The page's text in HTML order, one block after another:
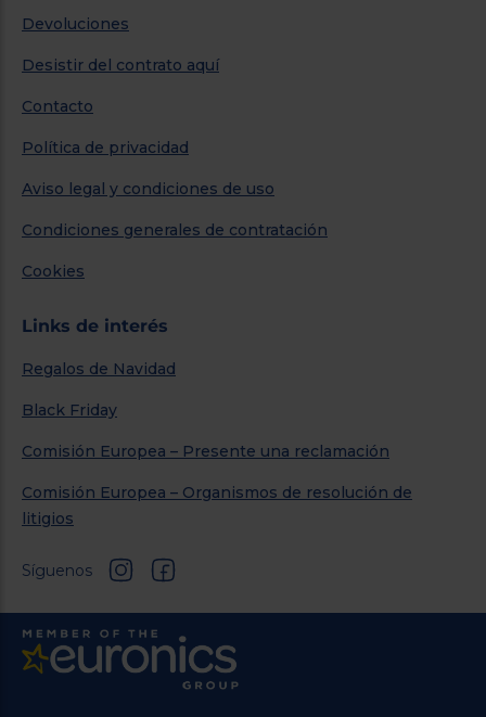
Devoluciones
Desistir del contrato aquí
Contacto
Política de privacidad
Aviso legal y condiciones de uso
Condiciones generales de contratación
Cookies
Links de interés
Regalos de Navidad
Black Friday
Comisión Europea – Presente una reclamación
Comisión Europea – Organismos de resolución de
litigios
Síguenos